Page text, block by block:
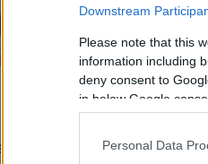
Downstream
Please note that this
information including
deny consent to
in below Google
Personal Data
una enfermedad vírica